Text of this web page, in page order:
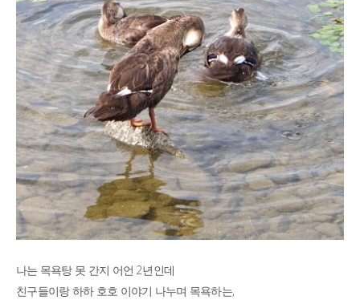
나는 목욕탕 못 간지 어언 2년인데
친구들이랑 하하 호호 이야기 나누며 목욕하는,